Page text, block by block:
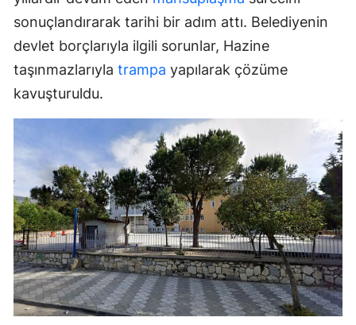
sonuçlandırarak tarihi bir adım attı. Belediyenin
devlet borçlarıyla ilgili sorunlar, Hazine
taşınmazlarıyla trampa yapılarak çözüme
kavuşturuldu.